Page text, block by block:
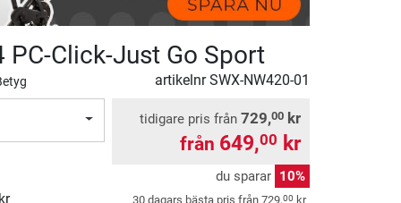
PC-Click-Just Go Sport
artikelnrSWX-NW420-01
kr
tidigare pris från 729,00 kr
från 649,00 kr
du sparar 10%
30 dagars bästa pris från 729,00 kr